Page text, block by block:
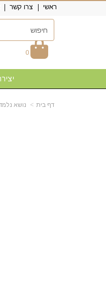
ראשי צרו קשר
0
דף בית נושא